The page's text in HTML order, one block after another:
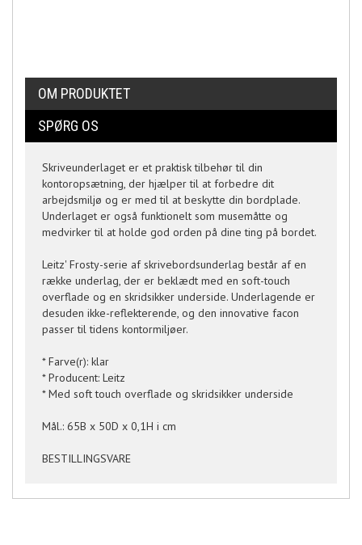
OM PRODUKTET
SPØRG OS
Skriveunderlaget er et praktisk tilbehør til din
kontoropsætning, der hjælper til at forbedre dit
arbejdsmiljø og er med til at beskytte din bordplade.
Underlaget er også funktionelt som musemåtte og
medvirker til at holde god orden på dine ting på bordet.
Leitz' Frosty-serie af skrivebordsunderlag består af en
række underlag, der er beklædt med en soft-touch
overflade og en skridsikker underside. Underlagende er
desuden ikke-reflekterende, og den innovative facon
passer til tidens kontormiljøer.
* Farve(r): klar
* Producent: Leitz
* Med soft touch overflade og skridsikker underside
Mål.: 65B x 50D x 0,1H i cm
BESTILLINGSVARE